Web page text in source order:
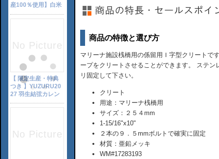
商品の特徴と選び方
マリーナ施設桟橋用の係留用Ｉ字型クリートで
ープをクリートさせることができます。 ステ
リ固定して下さい。
クリート
用途：マリーナ桟橋用
サイズ：２５４mm
1-15/16"x10"
２本の９．５mmボルトで確実に固定
材質：亜鉛メッキ
WM#17283193